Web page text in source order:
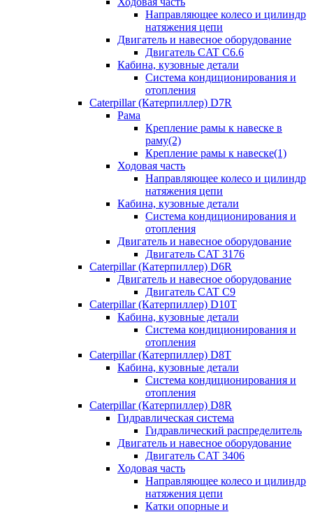
Направляющее колесо и цилиндр
натяжения цепи
Двигатель и навесное оборудование
Двигатель CAT C6.6
Кабина, кузовные детали
Система кондиционирования и
отопления
Caterpillar (Катерпиллер) D7R
Рама
Крепление рамы к навеске в
раму(2)
Крепление рамы к навеске(1)
Ходовая часть
Направляющее колесо и цилиндр
натяжения цепи
Кабина, кузовные детали
Система кондиционирования и
отопления
Двигатель и навесное оборудование
Двигатель CAT 3176
Caterpillar (Катерпиллер) D6R
Двигатель и навесное оборудование
Двигатель CAT C9
Caterpillar (Катерпиллер) D10T
Кабина, кузовные детали
Система кондиционирования и
отопления
Caterpillar (Катерпиллер) D8T
Кабина, кузовные детали
Система кондиционирования и
отопления
Caterpillar (Катерпиллер) D8R
Гидравлическая система
Гидравлический распределитель
Двигатель и навесное оборудование
Двигатель CAT 3406
Ходовая часть
Направляющее колесо и цилиндр
натяжения цепи
Катки опорные и